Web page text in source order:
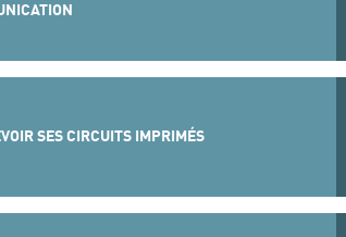
SES CIRCUITS IMPRIMÉS